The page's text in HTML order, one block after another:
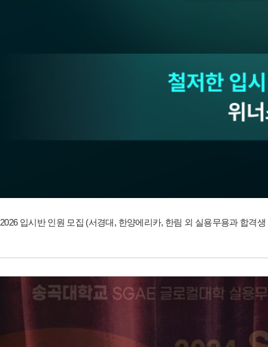
2026 입시반 인원 모집 (서경대, 한양에리카, 한림 외 실용무용과 합격